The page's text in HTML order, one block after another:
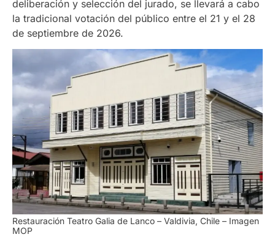
deliberación y selección del jurado, se llevará a cabo
la tradicional votación del público entre el 21 y el 28
de septiembre de 2026.
Restauración Teatro Galia de Lanco – Valdivia, Chile – Imagen
MOP